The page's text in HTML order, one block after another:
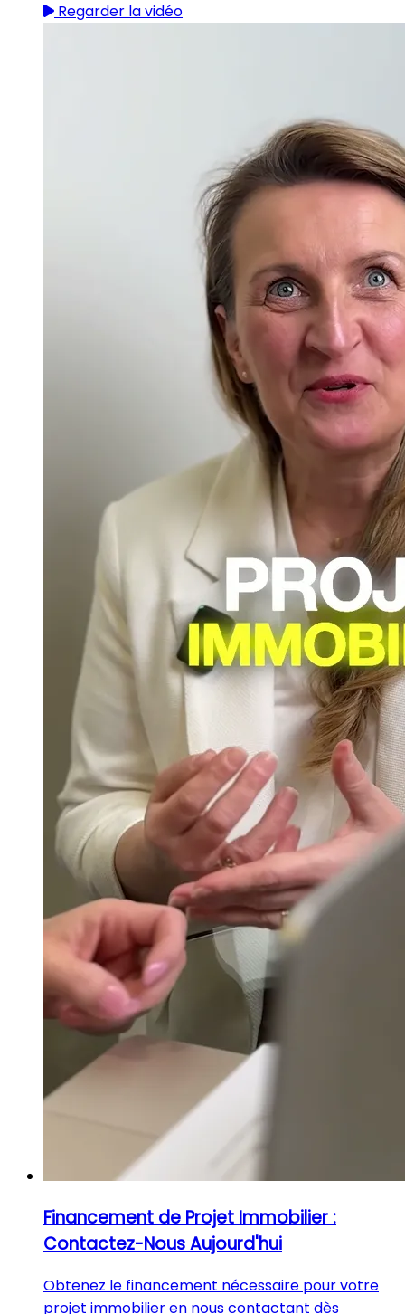
Regarder la vidéo
Financement de Projet Immobilier :
Contactez-Nous Aujourd'hui
Obtenez le financement nécessaire pour votre
projet immobilier en nous contactant dès